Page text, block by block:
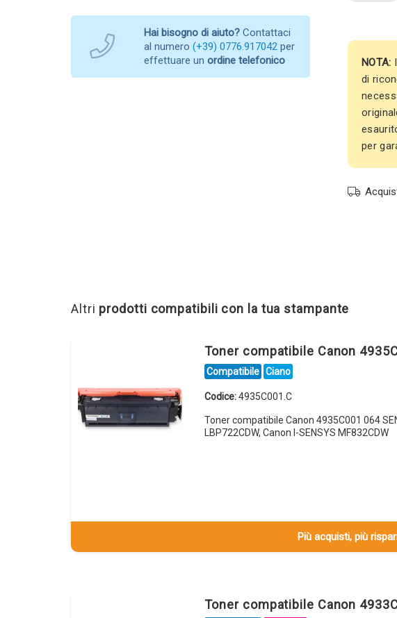
Hai bisogno di aiuto? Contattaci
al numero (+39) 0776.917042 per
effettuare un ordine telefonico
064
SENZA
CHIP
NERO
quantità
NOTA:
di
per
Altri prodotti compatibili con la tua stampante
Toner compatibile Canon
Compatibile Ciano
Codice:4935C001.C
Toner compatibile Canon 4935C001 064
LBP722CDW, Canon I-SENSYS MF832CDW
Più acquisti, più
Toner compatibile Canon